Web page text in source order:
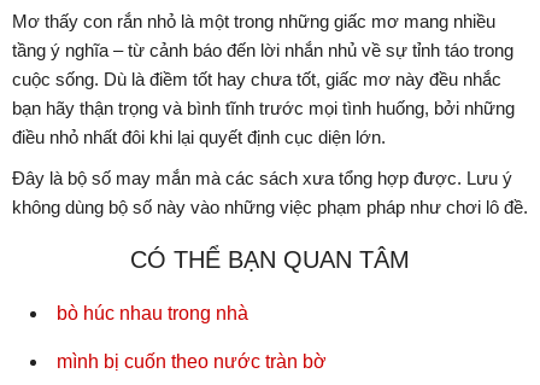
Mơ thấy con rắn nhỏ là một trong những giấc mơ mang nhiều
tầng ý nghĩa – từ cảnh báo đến lời nhắn nhủ về sự tỉnh táo trong
cuộc sống. Dù là điềm tốt hay chưa tốt, giấc mơ này đều nhắc
bạn hãy thận trọng và bình tĩnh trước mọi tình huống, bởi những
điều nhỏ nhất đôi khi lại quyết định cục diện lớn.
Đây là bộ số may mắn mà các sách xưa tổng hợp được. Lưu ý
không dùng bộ số này vào những việc phạm pháp như chơi lô đề.
CÓ THỂ BẠN QUAN TÂM
bò húc nhau trong nhà
mình bị cuốn theo nước tràn bờ